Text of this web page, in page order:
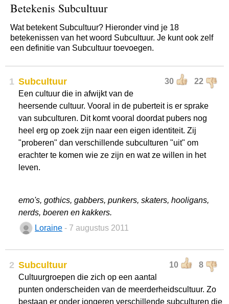
Betekenis Subcultuur
Wat betekent Subcultuur? Hieronder vind je 18
betekenissen van het woord Subcultuur. Je kunt ook zelf
een definitie van Subcultuur toevoegen.
1 30 22
Subcultuur
Een cultuur die in afwijkt van de
heersende cultuur. Vooral in de puberteit is er sprake
van subculturen. Dit komt vooral doordat pubers nog
heel erg op zoek zijn naar een eigen identiteit. Zij
"proberen" dan verschillende subculturen "uit" om
erachter te komen wie ze zijn en wat ze willen in het
leven.
emo's, gothics, gabbers, punkers, skaters, hooligans,
nerds, boeren en kakkers.
Loraine - 7 augustus 2011
2 10 8
Subcultuur
Cultuurgroepen die zich op een aantal
punten onderscheiden van de meerderheidscultuur. Zo
bestaan er onder jongeren verschillende subculturen die